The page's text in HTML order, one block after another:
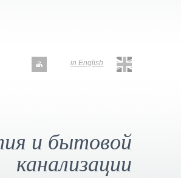
in English
и бытовой
канализации